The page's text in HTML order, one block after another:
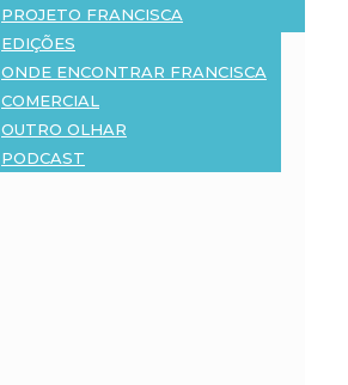
PROJETO FRANCISCA
EDIÇÕES
ONDE ENCONTRAR FRANCISCA
COMERCIAL
OUTRO OLHAR
PODCAST